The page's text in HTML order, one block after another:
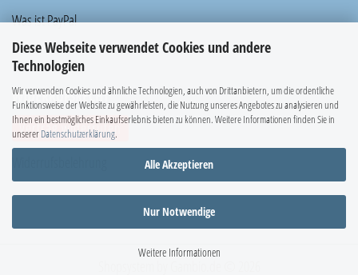
Diese Webseite verwendet Cookies und andere
Technologien
Wir verwenden Cookies und ähnliche Technologien, auch von Drittanbietern, um die ordentliche
Funktionsweise der Website zu gewährleisten, die Nutzung unseres Angebotes zu analysieren und
Ihnen ein bestmögliches Einkaufserlebnis bieten zu können. Weitere Informationen finden Sie in
unsererDatenschutzerklärung.
Alle Akzeptieren
Nur Notwendige
Weitere Informationen
Was ist PayPal
WIDERRUFSRECHT
Vertrag widerrufen